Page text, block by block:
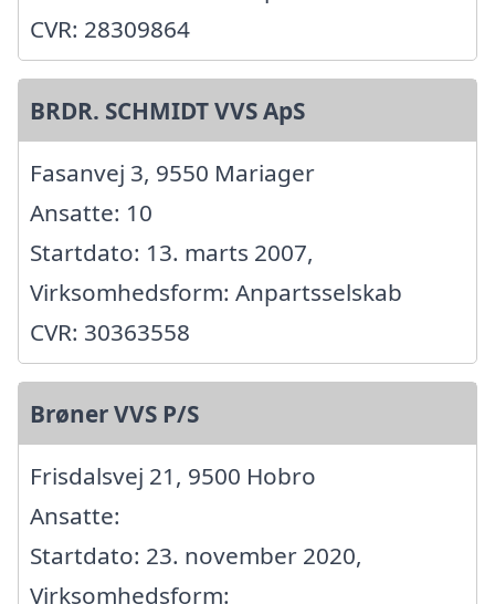
CVR: 28309864
BRDR. SCHMIDT VVS ApS
Fasanvej 3, 9550 Mariager
Ansatte: 10
Startdato: 13. marts 2007,
Virksomhedsform: Anpartsselskab
CVR: 30363558
Brøner VVS P/S
Frisdalsvej 21, 9500 Hobro
Ansatte:
Startdato: 23. november 2020,
Virksomhedsform: